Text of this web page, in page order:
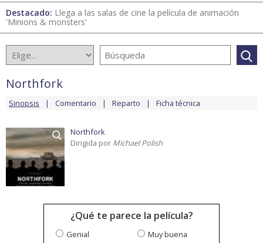
Destacado: Llega a las salas de cine la película de animación
'Minions & monsters'
Northfork
Sinopsis Comentario Reparto Ficha técnica
Northfork
Dirigida por Michael Polish
¿Qué te parece la película?
Genial
Muy buena